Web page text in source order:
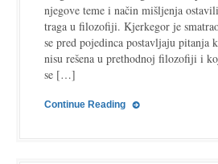
njegove teme i način mišljenja
traga u filozofiji. Kjerkegor je
se pred pojedinca postavljaju pitanja
nisu rešena u prethodnoj filozofiji i
se […]
Continue Reading